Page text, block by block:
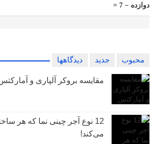
دوازده − 7 =
محبوب جدید دیدگاهها
مقایسه بروکر آلپاری و
12 نوع آجر چینی نما که هر
می‌کند!